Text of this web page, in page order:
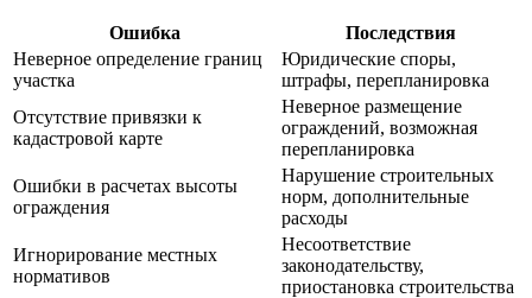
Ошибка
Последствия
Неверное определение границ
участка
Юридические споры,
штрафы, перепланировка
Отсутствие привязки к
кадастровой карте
Неверное размещение
ограждений, возможная
перепланировка
Ошибки в расчетах высоты
ограждения
Нарушение строительных
норм, дополнительные
расходы
Игнорирование местных
нормативов
Несоответствие
законодательству,
приостановка строительства